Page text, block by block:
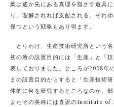
葉は遙か先にある真理を指さす道具
り、理解されれば支配される。それ
保つという戦略もあり得ます。
とりわけ、生産技術研究所という
初の所の設置目的には「生産」と「
表しておりました。ところが2008年
まの設置目的からすると「生産技術
体的に何を研究するところなのか、
またその英称には直訳のInstitute